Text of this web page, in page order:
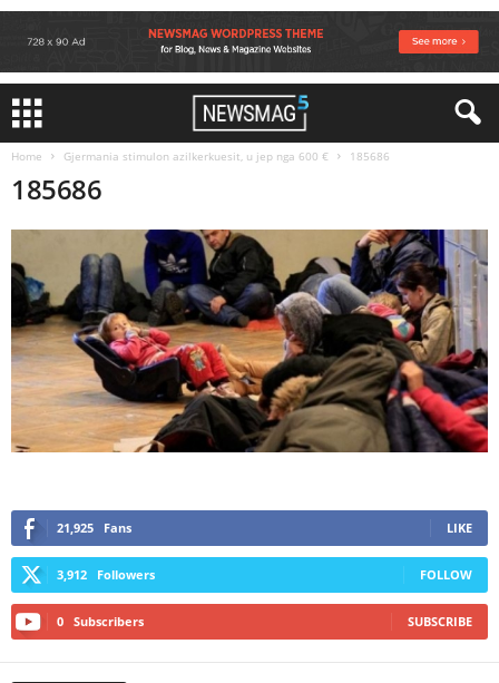
Home Gjermania stimulon azilkerkuesit, u jep nga 600 € 185686
185686
21,925 Fans LIKE
3,912 Followers FOLLOW
0 Subscribers SUBSCRIBE